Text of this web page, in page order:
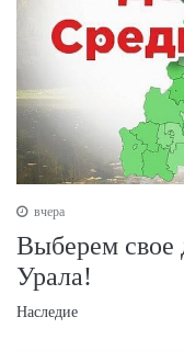
вчера
Выберем свое
Урала!
Наследие